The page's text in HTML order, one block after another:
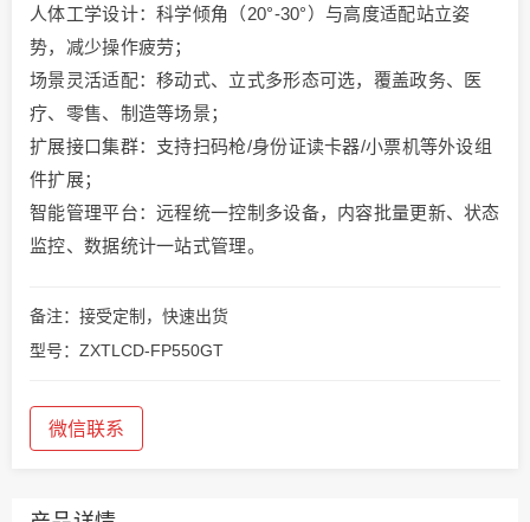
​​人体工学设计​​：科学倾角（20°-30°）与高度适配站立姿
势，减少操作疲劳；
​​场景灵活适配​​：移动式、立式多形态可选，覆盖政务、医
疗、零售、制造等场景；
​​扩展接口集群​​：支持扫码枪/身份证读卡器/小票机等外设组
件扩展；
​​智能管理平台​​：远程统一控制多设备，内容批量更新、状态
监控、数据统计一站式管理。
备注：接受定制，快速出货
型号：ZXTLCD-FP550GT
微信联系